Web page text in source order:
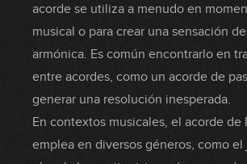
acorde se utiliza a menudo en
musical o para crear una sensación
armónica. Es común encontrarlo en
entre acordes, como un acorde de
generar una resolución inesperada.
En contextos musicales, el acorde de
emplea en diversos géneros, como